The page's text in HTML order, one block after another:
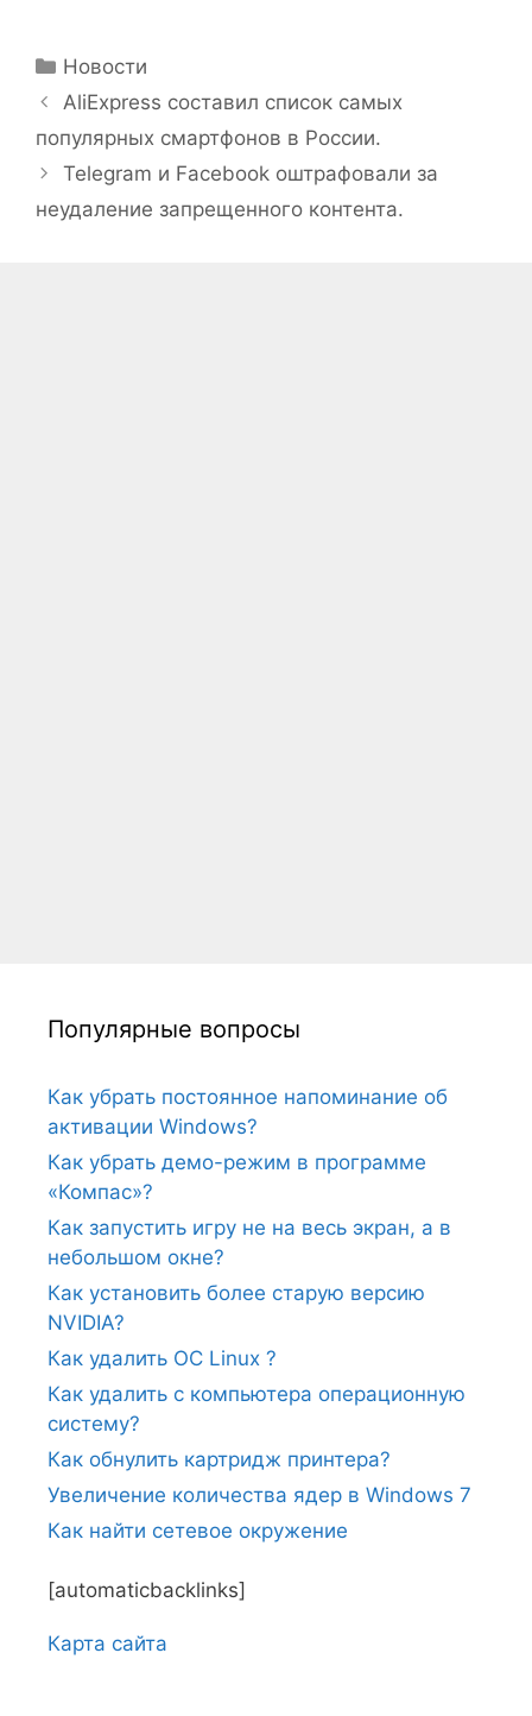
Рубрики
Новости
AliExpress составил список самых
популярных смартфонов в России.
Telegram и Facebook оштрафовали за
неудаление запрещенного контента.
Популярные вопросы
Как убрать постоянное напоминание об
активации Windows?
Как убрать демо-режим в программе
«Компас»?
Как запустить игру не на весь экран, а в
небольшом окне?
Как установить более старую версию
NVIDIA?
Как удалить ОС Linux ?
Как удалить с компьютера операционную
систему?
Как обнулить картридж принтера?
Увеличение количества ядер в Windows 7
Как найти сетевое окружение
[automaticbacklinks]
Карта сайтa